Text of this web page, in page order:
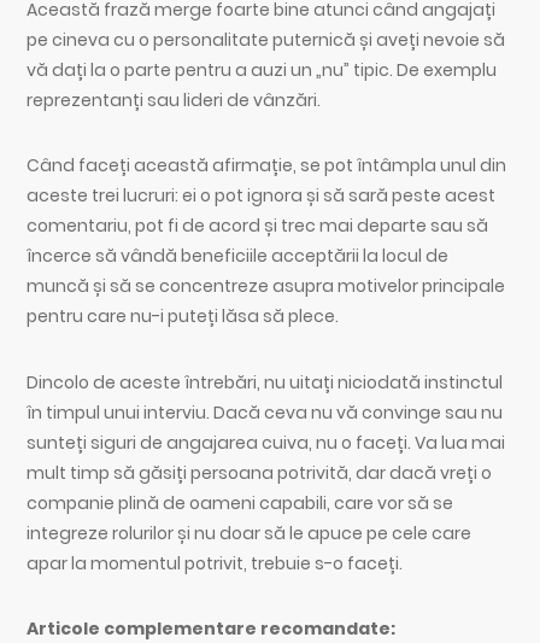
Această frază merge foarte bine atunci când angajați
pe cineva cu o personalitate puternică și aveți nevoie să
vă dați la o parte pentru a auzi un „nu” tipic. De exemplu
reprezentanți sau lideri de vânzări.
Când faceți această afirmație, se pot întâmpla unul din
aceste trei lucruri: ei o pot ignora și să sară peste acest
comentariu, pot fi de acord și trec mai departe sau să
încerce să vândă beneficiile acceptării la locul de
muncă și să se concentreze asupra motivelor principale
pentru care nu-i puteți lăsa să plece.
Dincolo de aceste întrebări, nu uitați niciodată instinctul
în timpul unui interviu. Dacă ceva nu vă convinge sau nu
sunteți siguri de angajarea cuiva, nu o faceți. Va lua mai
mult timp să găsiți persoana potrivită, dar dacă vreți o
companie plină de oameni capabili, care vor să se
integreze rolurilor și nu doar să le apuce pe cele care
apar la momentul potrivit, trebuie s-o faceți.
Articole complementare recomandate: